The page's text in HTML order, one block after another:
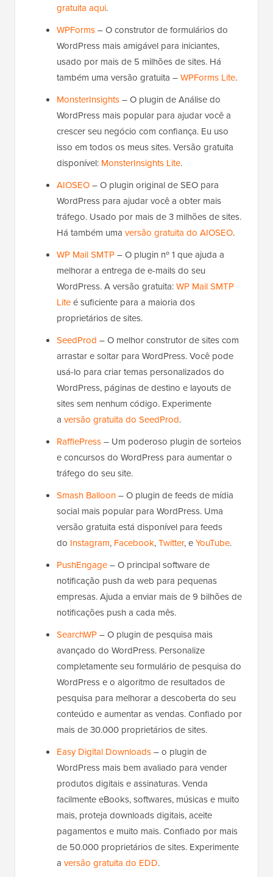
gratuita aqui.
WPForms– O construtor de formulários do
WordPress mais amigável para iniciantes,
usado por mais de 5 milhões de sites. Há
também uma versão gratuita –WPForms Lite.
MonsterInsights– O plugin de Análise do
WordPress mais popular para ajudar você a
crescer seu negócio com confiança. Eu uso
isso em todos os meus sites. Versão gratuita
disponível: MonsterInsights Lite.
AIOSEO– O plugin original de SEO para
WordPress para ajudar você a obter mais
tráfego. Usado por mais de 3 milhões de sites.
Há também uma versão gratuita do AIOSEO.
WP Mail SMTP– O plugin nº 1 que ajuda a
melhorar a entrega de e-mails do seu
WordPress. A versão gratuita:WP Mail SMTP
Liteé suficiente para a maioria dos
proprietários de sites.
SeedProd – O melhor construtor de sites com
arrastar e soltar para WordPress. Você pode
usá-lo para criar temas personalizados do
WordPress, páginas de destino e layouts de
sites sem nenhum código. Experimente
a versão gratuita do SeedProd.
RafflePress– Um poderoso plugin de sorteios
e concursos do WordPress para aumentar o
tráfego do seu site.
Smash Balloon– O plugin de feeds de mídia
social mais popular para WordPress. Uma
versão gratuita está disponível para feeds
do Instagram, Facebook,Twitter, eYouTube.
PushEngage– O principal software de
notificação push da web para pequenas
empresas. Ajuda a enviar mais de 9 bilhões de
notificações push a cada mês.
SearchWP– O plugin de pesquisa mais
avançado do WordPress. Personalize
completamente seu formulário de pesquisa do
WordPress e o algoritmo de resultados de
pesquisa para melhorar a descoberta do seu
conteúdo e aumentar as vendas. Confiado por
mais de 30.000 proprietários de sites.
Easy Digital Downloads– o plugin de
WordPress mais bem avaliado para vender
produtos digitais e assinaturas. Venda
facilmente eBooks, softwares, músicas e muito
mais, proteja downloads digitais, aceite
pagamentos e muito mais. Confiado por mais
de 50.000 proprietários de sites. Experimente
a versão gratuita do EDD.